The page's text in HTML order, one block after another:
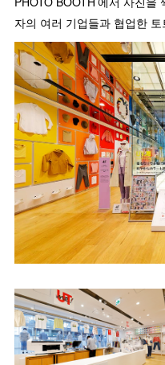
자의 여러 기업들과 협업한